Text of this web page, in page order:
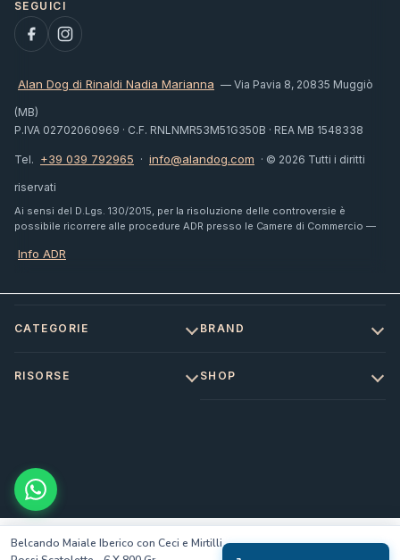
Alan Dog di Rinaldi Nadia Marianna — Via Pavia 8, 20835 Muggiò
(MB)
P.IVA 02702060969 · C.F. RNLNMR53M51G350B · REA MB 1548338
Tel. +39 039 792965 · info@alandog.com · © 2026 Tutti i diritti
riservati
Ai sensi del D.Lgs. 130/2015, per la risoluzione delle controversie è
possibile ricorrere alle procedure ADR presso le Camere di Commercio —
Info ADR
CATEGORIE BRAND
RISORSE SHOP
Belcando Maiale Iberico con Ceci e Mirtilli